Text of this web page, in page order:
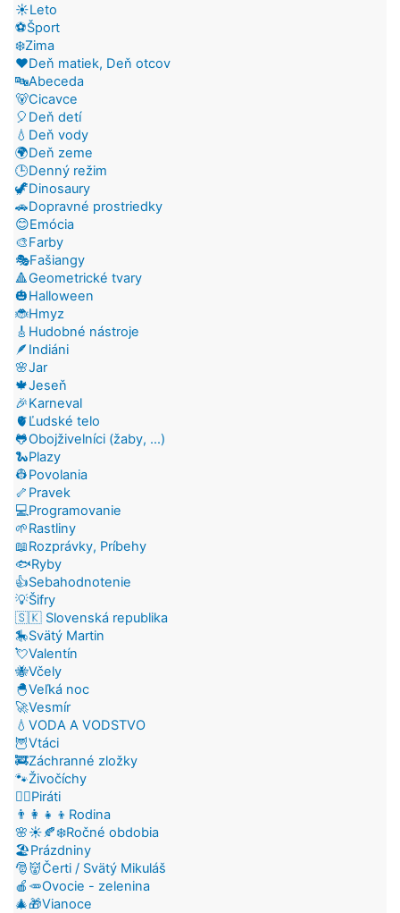
☀️Leto
⚽Šport
❄️Zima
❤️Deň matiek, Deň otcov
🔤Abeceda
🐻Cicavce
🎈Deň detí
💧Deň vody
🌍Deň zeme
🕒Denný režim
🦖Dinosaury
🚗Dopravné prostriedky
😊Emócia
🎨Farby
🎭Fašiangy
🔺Geometrické tvary
🎃Halloween
🐞Hmyz
🎸Hudobné nástroje
🪶Indiáni
🌸Jar
🍁Jeseň
🎉Karneval
🫀Ľudské telo
🐸Obojživelníci (žaby, ...)
🐍Plazy
👷Povolania
🦴Pravek
💻Programovanie
🌱Rastliny
📖Rozprávky, Príbehy
🐟Ryby
👍Sebahodnotenie
💡Šifry
🇸🇰 Slovenská republika
🎠Svätý Martin
💘Valentín
🐝Včely
🐣Veľká noc
🚀Vesmír
💧VODA A VODSTVO
🦉Vtáci
🚒Záchranné zložky
🐾Živočíchy
🏴‍☠️Piráti
👨‍👩‍👧‍👦Rodina
🌸☀️🍂❄️Ročné obdobia
🏖️Prázdniny
🎅👹Čerti / Svätý Mikuláš
🍎🥕Ovocie - zelenina
🎄🎁Vianoce